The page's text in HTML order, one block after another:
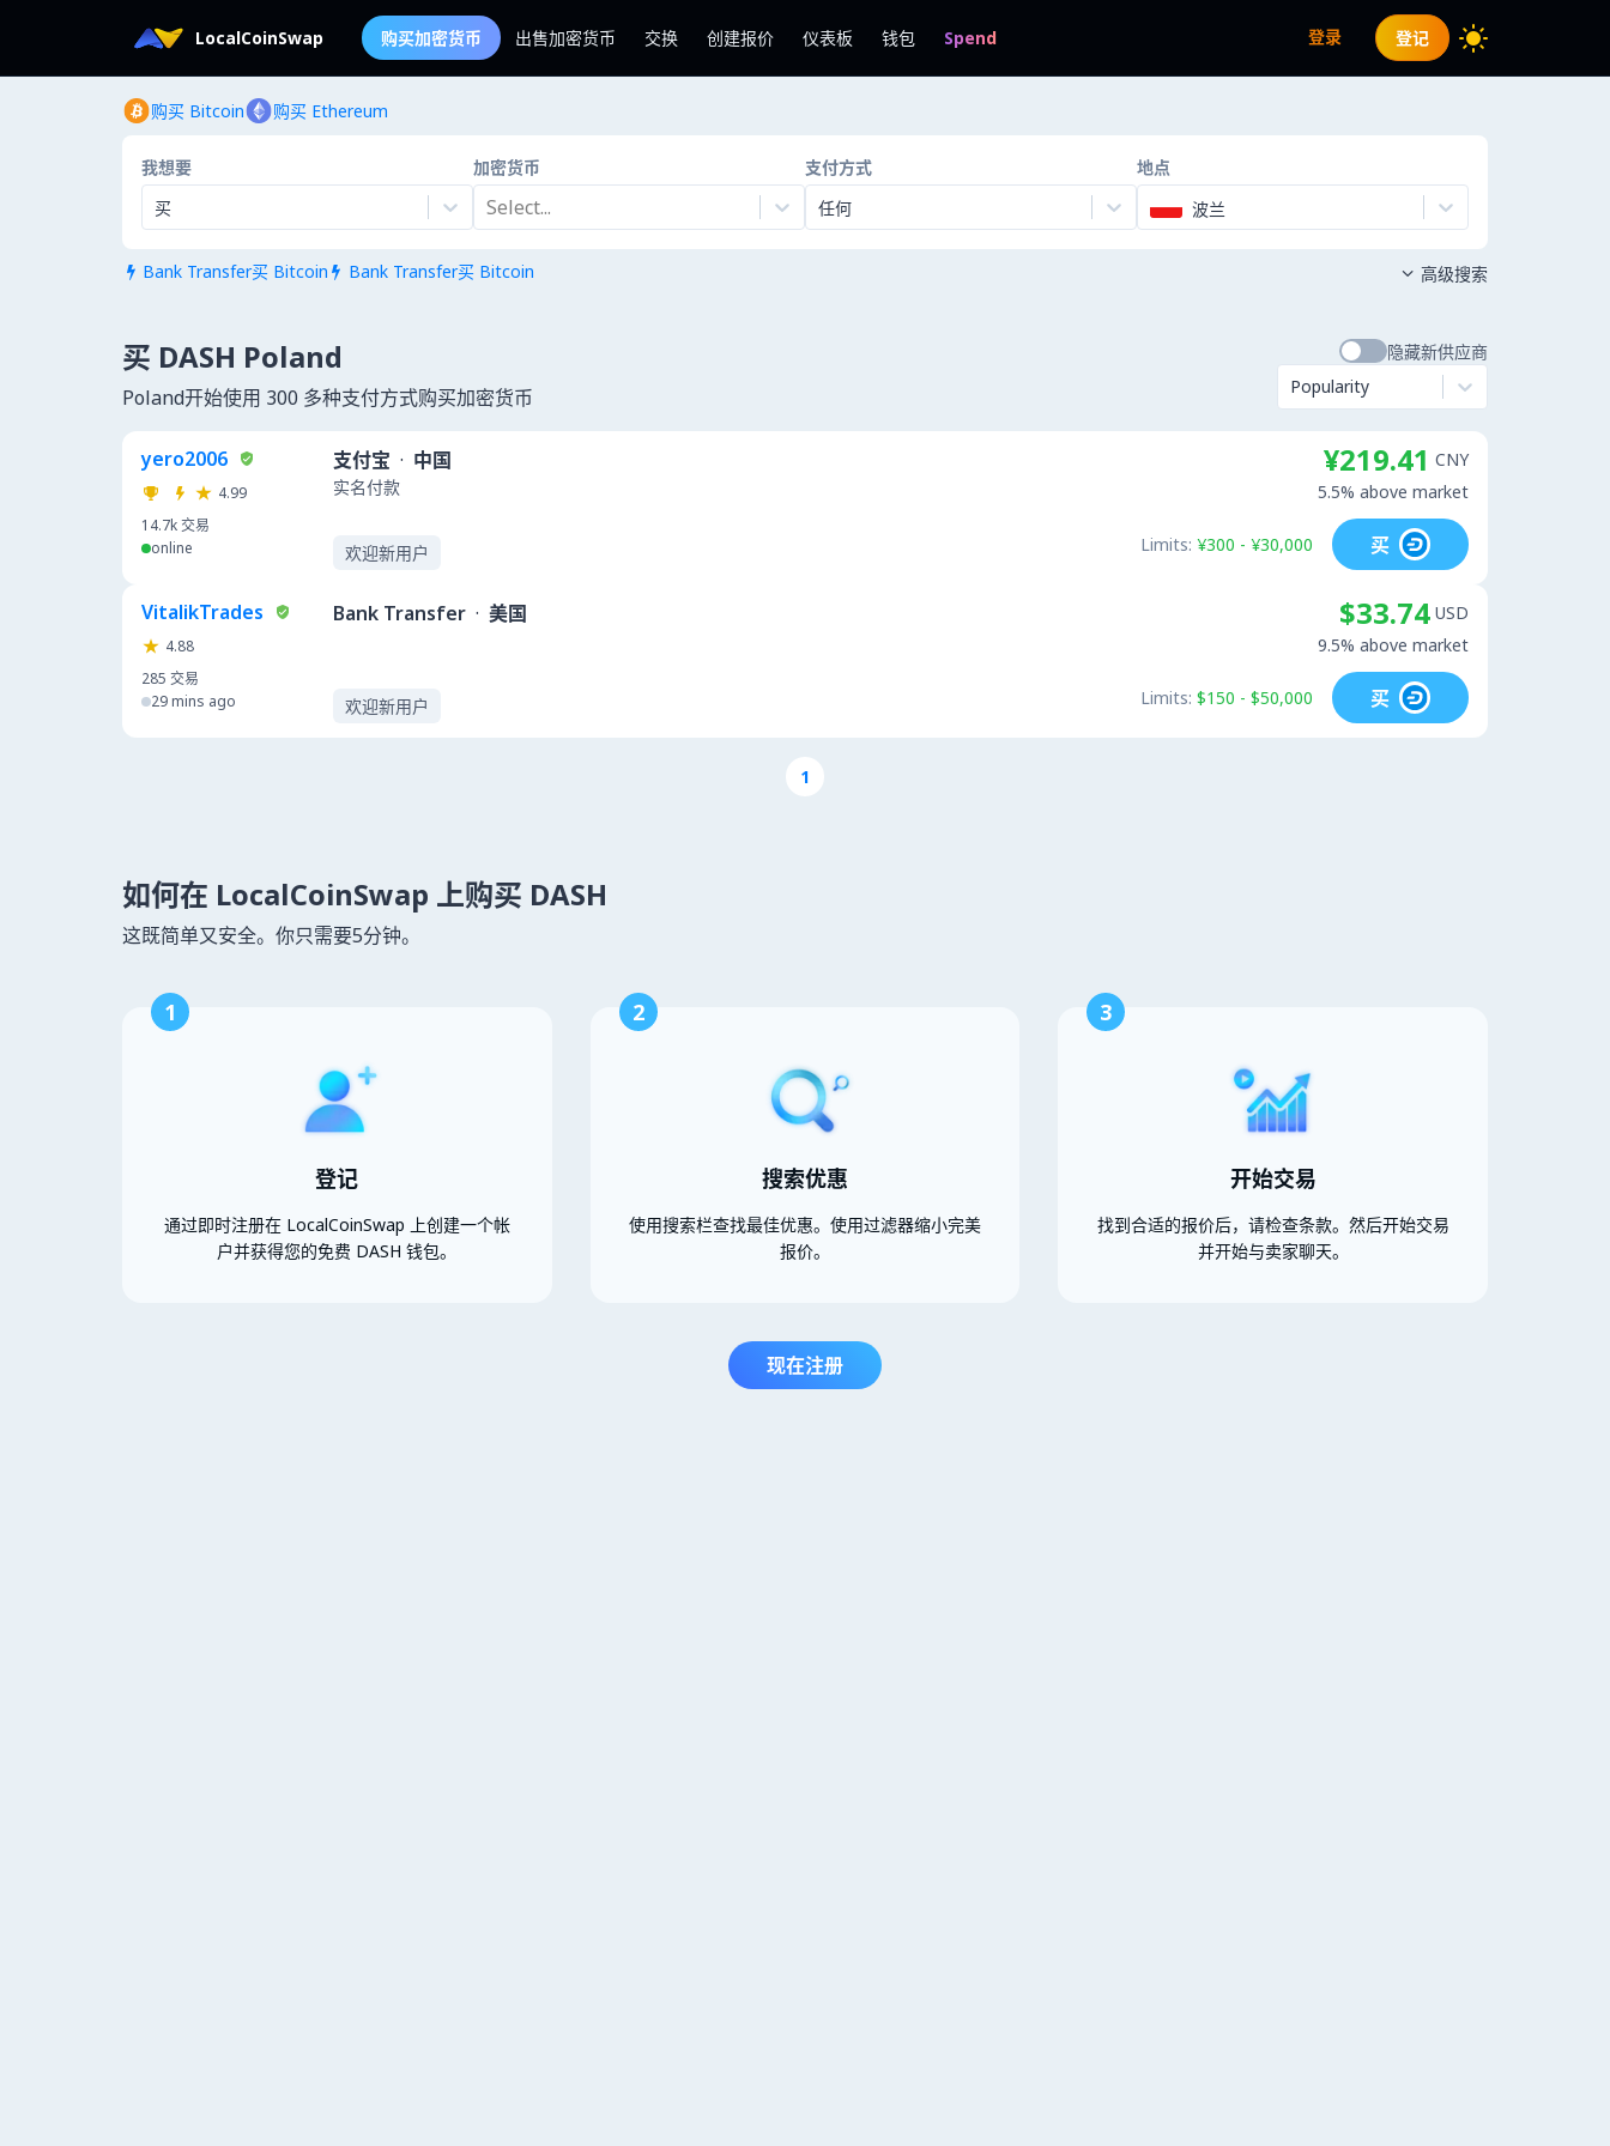
LocalCoinSwap 购买加密货币 出售加密货币 交换 创建报价 仪表板 钱包 Spend 登录 登记
购买 Bitcoin 购买 Ethereum
我想要
买
加密货币
Select...
支付方式
任何
地点
波兰
 Bank Transfer买 Bitcoin  Bank Transfer买 Bitcoin  高级搜索
买 DASH Poland
Poland开始使用 300 多种支付方式购买加密货币
隐藏新供应商
Popularity
yero2006
4.99
14.7k交易
online
支付宝 · 中国
实名付款
欢迎新用户
¥219.41 CNY
5.5% above market
Limits: ¥300 - ¥30,000 买
VitalikTrades
4.88
285 交易
29 mins ago
Bank Transfer · 美国
欢迎新用户
$33.74 USD
9.5% above market
Limits: $150 - $50,000 买
1
如何在 LocalCoinSwap 上购买 DASH
这既简单又安全。你只需要5分钟。
1
登记
通过即时注册在 LocalCoinSwap 上创建一个帐
户并获得您的免费 DASH 钱包。
2
搜索优惠
使用搜索栏查找最佳优惠。使用过滤器缩小完美
报价。
3
开始交易
找到合适的报价后，请检查条款。然后开始交易
并开始与卖家聊天。
现在注册